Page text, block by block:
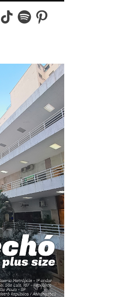
TikTokSpotifyPinterest